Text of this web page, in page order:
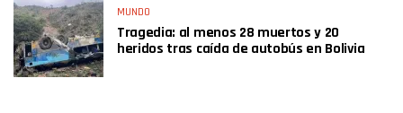
MUNDO
Tragedia: al menos 28 muertos y 20
heridos tras caída de autobús en Bolivia